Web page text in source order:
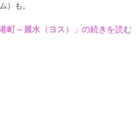
）も。
町～麗水（ヨス）」の続きを読む